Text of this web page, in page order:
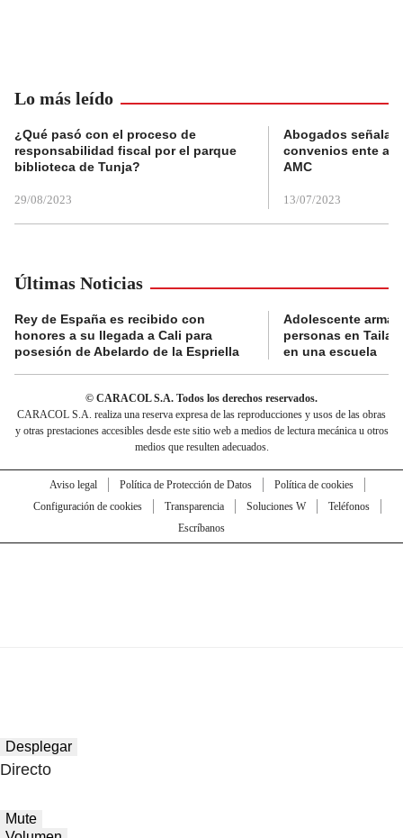
Lo más leído
¿Qué pasó con el proceso de
responsabilidad fiscal por el parque
biblioteca de Tunja?
29/08/2023
Abogados
convenios ente
AMC
13/07/2023
Últimas Noticias
Rey de España es recibido con
honores a su llegada a Cali para
posesión de Abelardo de la Espriella
Adolescente
personas en
en una escuela
© CARACOL S.A. Todos los derechos reservados.
CARACOL S.A. realiza una reserva expresa de las reproducciones y usos de las obras
y otras prestaciones accesibles desde este sitio web a medios de lectura mecánica u otros
medios que resulten adecuados.
Aviso legal Política de Protección de Datos
Política de cookies
Configuración de cookies
Transparencia Soluciones W
Teléfonos
Escríbanos
Desplegar
Directo
Mute